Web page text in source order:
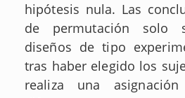
hipótesis nula. Las
de permutación solo
diseños de tipo
tras haber elegido los
realiza una